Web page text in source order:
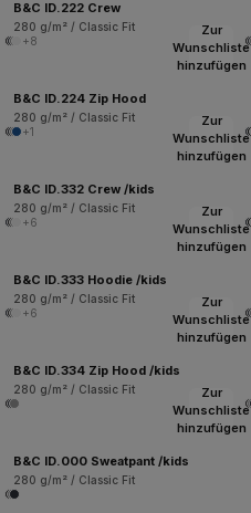
B&C ID.222 Crew
280 g/m² / Classic Fit
+8
Zur
Wunschliste
hinzufügen
B&C ID.224 Zip Hood
280 g/m² / Classic Fit
+1
Zur
Wunschliste
hinzufügen
B&C ID.332 Crew /kids
280 g/m² / Classic Fit
+6
Zur
Wunschliste
hinzufügen
B&C ID.333 Hoodie /kids
280 g/m² / Classic Fit
+6
Zur
Wunschliste
hinzufügen
B&C ID.334 Zip Hood /kids
280 g/m² / Classic Fit
Zur
Wunschliste
hinzufügen
B&C ID.000 Sweatpant /kids
280 g/m² / Classic Fit